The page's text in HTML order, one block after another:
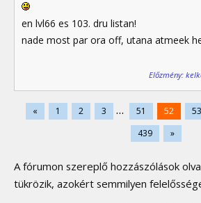
en lvl66 es 103. dru listan!
nade most par ora off, utana atmeek
Előzmény:
« 1 2 3 ... 51 52 53
439
»
A fórumon szereplő hozzászólások
tükrözik, azokért semmilyen